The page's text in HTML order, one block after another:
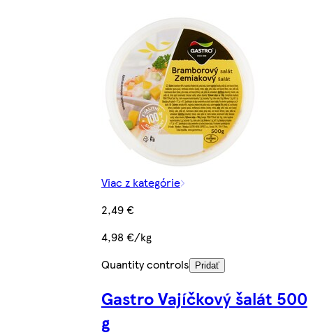
Viac z kategórie
2,49 €
4,98 €/kg
Quantity controls
Pridať
Gastro Vajíčkový šalát 500
g